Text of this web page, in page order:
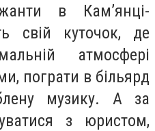
в Кам’янці-
свій куточок, де
атмосфері
пограти в більярд
музику. А за
з юристом,